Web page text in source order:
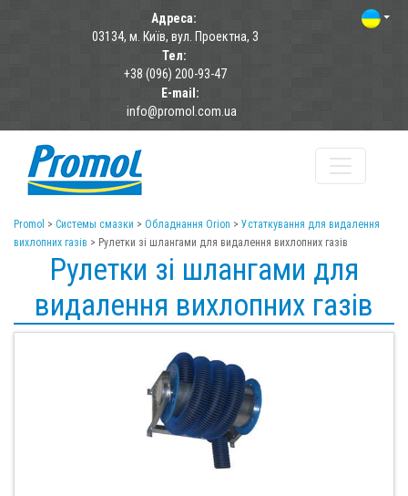
Адреса:
03134, м. Київ, вул. Проектна, 3
Тел:
+38 (096) 200-93-47
E-mail:
info@promol.com.ua
Promol > Системы смазки > Обладнання Orion > Устаткування для видалення
вихлопних газів > Рулетки зі шлангами для видалення вихлопних газів
Рулетки зі шлангами для
видалення вихлопних газів